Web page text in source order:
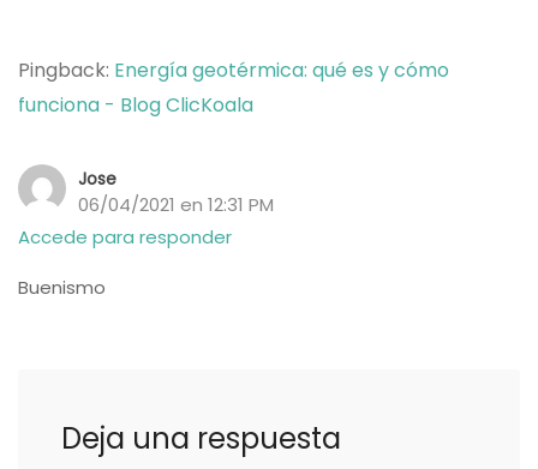
Pingback: Energía geotérmica: qué es y cómo
funciona - Blog ClicKoala
Jose
06/04/2021 en 12:31 PM
Accede para responder
Buenismo
Deja una respuesta